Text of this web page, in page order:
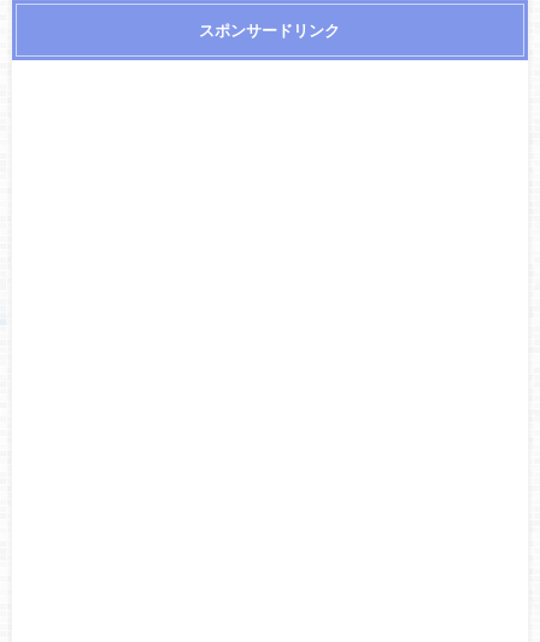
スポンサードリンク